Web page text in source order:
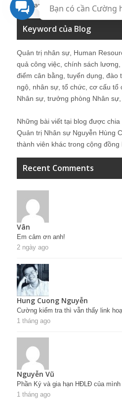
Kinhcan24′s Search
Keyword của Blog
Quản trị nhân sự, Human
quả công việc, chính sách
điểm cân bằng, tuyển dụng,
ngộ, nhân sự, tổ chức, cơ cấu tổ
Nhân sự, trưởng phòng Nhân
Những bài viết tại blog được
Quản trị Nhân sự Nguyễn Hùng
thành viên khác trong cộng đồng
Recent Comments
Vân
Em cảm ơn anh!
2 ngày ago
Hung Cuong Nguyễn
Cường kiểm tra thì vẫn thấy link
1 tháng ago
Nguyễn Vũ
Phần Ký và gia hạn HĐLĐ của mình
1 tháng ago
Bạn có cần Cường